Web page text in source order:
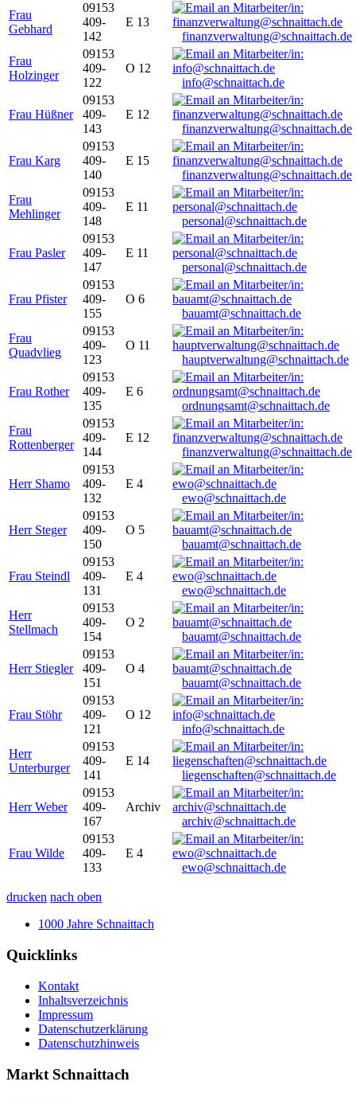
Frau
Gebhard
09153
409-
142
E 13
finanzverwaltung@schnaittach.de
Frau
Holzinger
09153
409-
122
O 12
info@schnaittach.de
Frau Hüßner
09153
409-
143
E 12
finanzverwaltung@schnaittach.de
Frau Karg
09153
409-
140
E 15
finanzverwaltung@schnaittach.de
Frau
Mehlinger
09153
409-
148
E 11
personal@schnaittach.de
Frau Pasler
09153
409-
147
E 11
personal@schnaittach.de
Frau Pfister
09153
409-
155
O 6
bauamt@schnaittach.de
Frau
Quadvlieg
09153
409-
123
O 11
hauptverwaltung@schnaittach.de
Frau Rother
09153
409-
135
E 6
ordnungsamt@schnaittach.de
Frau
Rottenberger
09153
409-
144
E 12
finanzverwaltung@schnaittach.de
Herr Shamo
09153
409-
132
E 4
ewo@schnaittach.de
Herr Steger
09153
409-
150
O 5
bauamt@schnaittach.de
Frau Steindl
09153
409-
131
E 4
ewo@schnaittach.de
Herr
Stellmach
09153
409-
154
O 2
bauamt@schnaittach.de
Herr Stiegler
09153
409-
151
O 4
bauamt@schnaittach.de
Frau Stöhr
09153
409-
121
O 12
info@schnaittach.de
Herr
Unterburger
09153
409-
141
E 14
liegenschaften@schnaittach.de
Herr Weber
09153
409-
167
Archiv
archiv@schnaittach.de
Frau Wilde
09153
409-
133
E 4
ewo@schnaittach.de
drucken nach oben
1000 Jahre Schnaittach
Quicklinks
Kontakt
Inhaltsverzeichnis
Impressum
Datenschutzerklärung
Datenschutzhinweis
Markt Schnaittach